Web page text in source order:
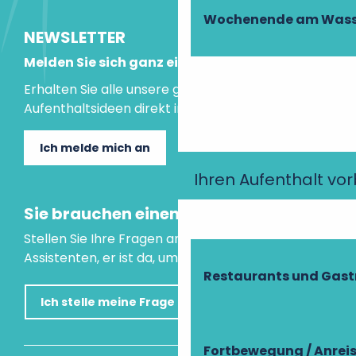
Wochenende am
Ihren Aufenthalt
Restaurants und
Fortbewegung /
NEWSLETTER
Melden Sie sich ganz einfach an!
Erhalten Sie alle unsere guten Tipps und
Aufenthaltsideen direkt in Ihre Mailbox.
Ich melde mich an
Sie brauchen einen Rat?
Stellen Sie Ihre Fragen an unseren virtuellen
Assistenten, er ist da, um Ihnen zu helfen.
Ich stelle meine Frage